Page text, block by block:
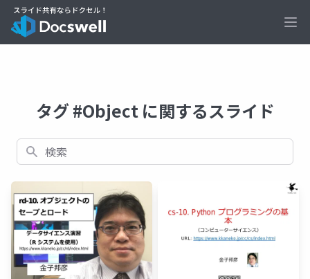
タグ #Object に関するスライド
検索